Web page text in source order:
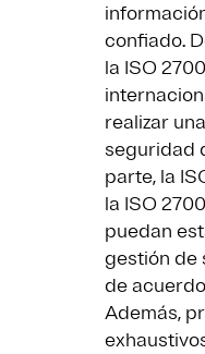
confiado.
la ISO
realizar
seguridad
parte, la
la ISO
puedan
gestión de
de
Además,